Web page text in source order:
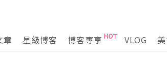
章 星級博客 博客專享 VLOG